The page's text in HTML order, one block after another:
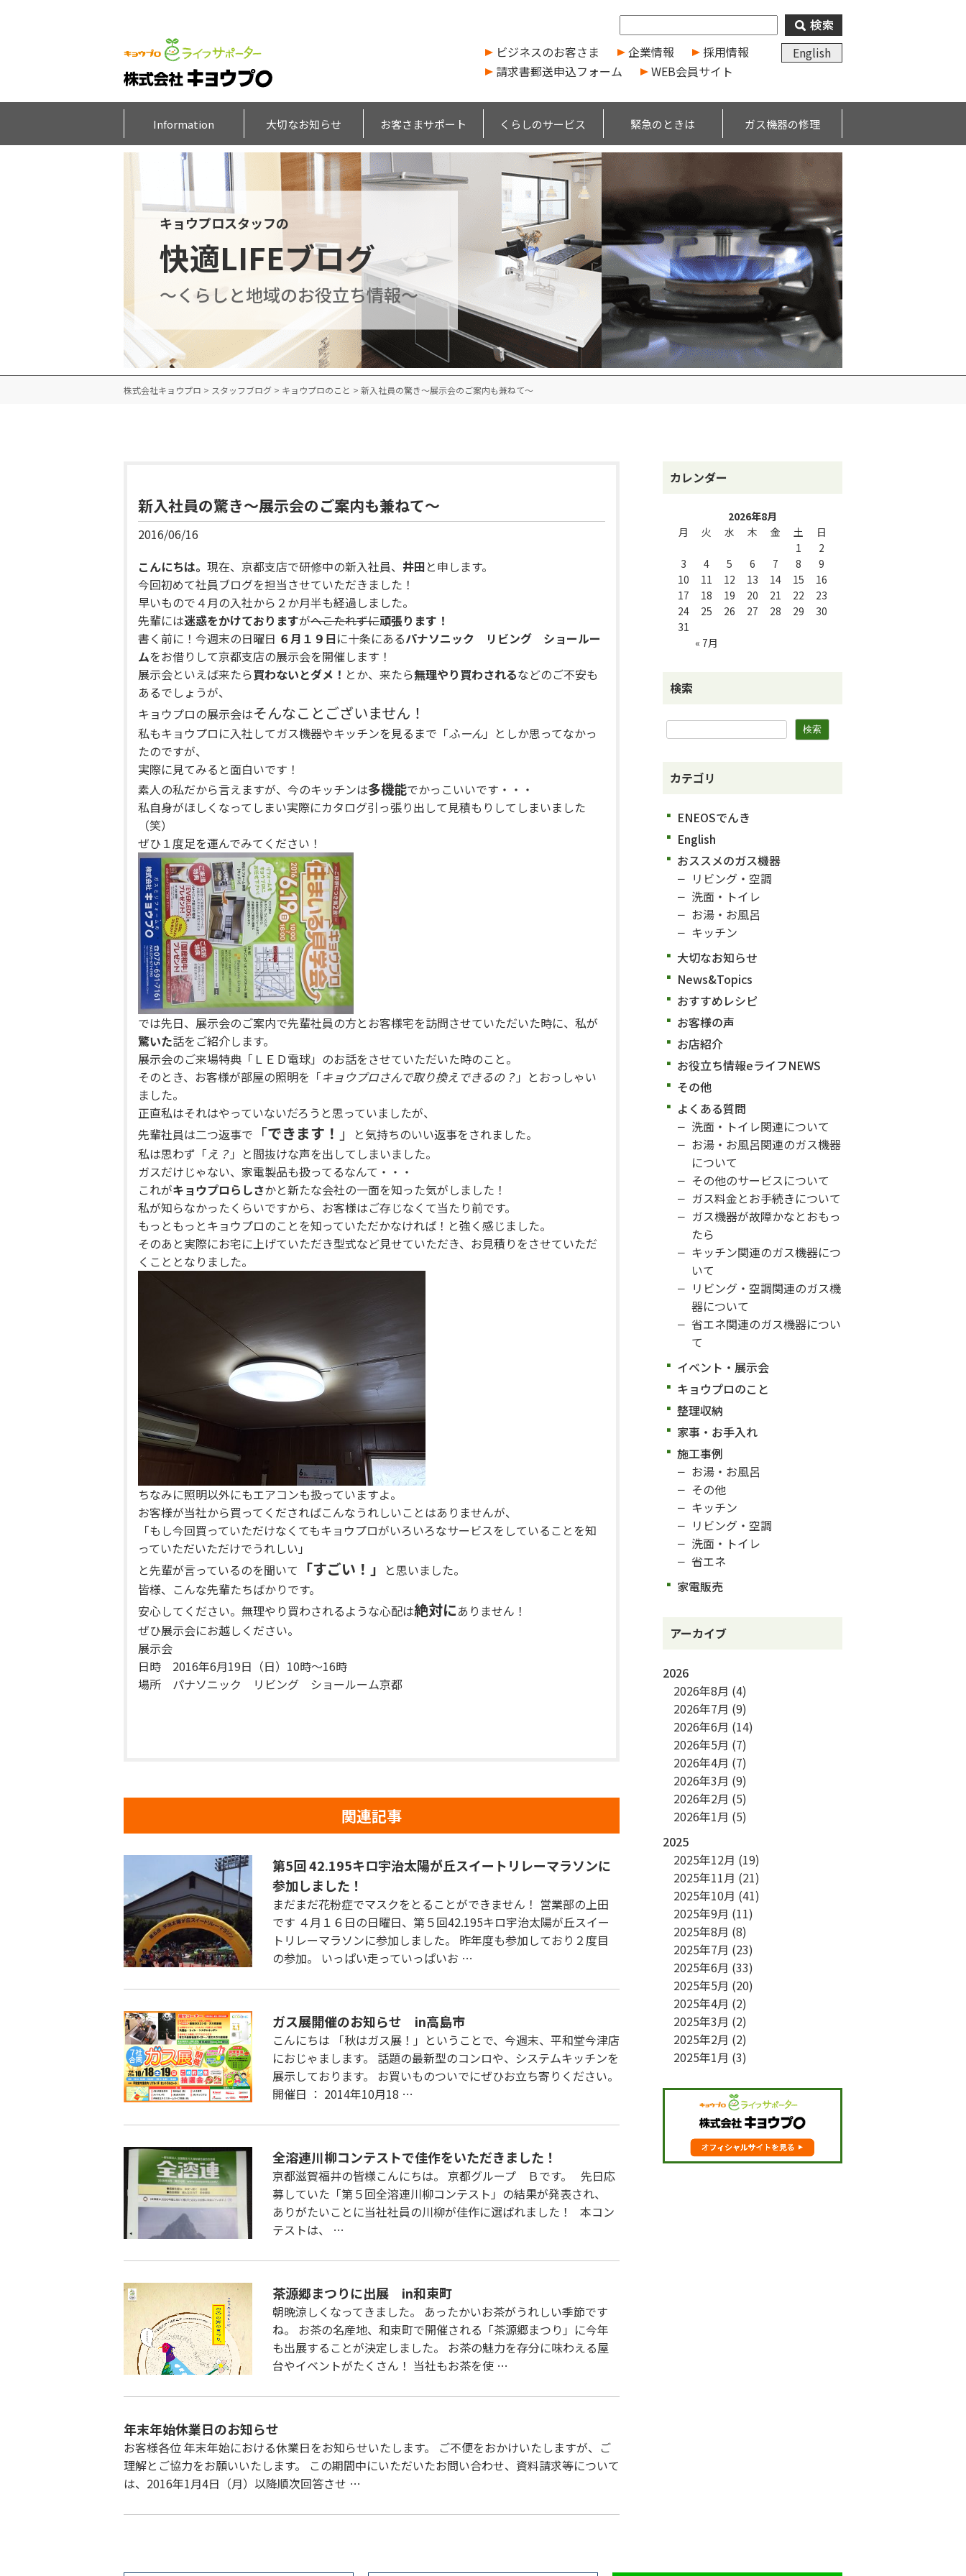
ビジネスのお客さま 企業情報 採用情報
English
請求書郵送申込フォーム
WEB会員サイト
Information 大切なお知らせ お客さまサポート くらしのサービス 緊急のときは ガス機器の修理
キョウプロスタッフの
快適LIFEブログ
～くらしと地域のお役立ち情報～
株式会社キョウプロ > スタッフブログ > キョウプロのこと > 新入社員の驚き～展示会のご案内も兼ねて～
新入社員の驚き～展示会のご案内も兼ねて～
2016/06/16
こんにちは。 現在、京都支店で研修中の新入社員、 井田と申します。
今回初めて社員ブログを担当させていただきました！
早いもので４月の入社から２か月半も経過しました。
先輩には迷惑をかけておりますがへこたれずに頑張ります！
書く前に！今週末の日曜日 ６月１９日に十条にあるパナソニック リビング ショールー
ムをお借りして京都支店の展示会を開催します！
展示会といえば来たら買わないとダメ！ とか、来たら無理やり買わされるなどのご不安も
あるでしょうが、
キョウプロの展示会はそんなことございません！
私もキョウプロに入社してガス機器やキッチンを見るまで「ふーん」としか思ってなかっ
たのですが、
実際に見てみると面白いです！
素人の私だから言えますが、今のキッチンは多機能でかっこいいです・・・
私自身がほしくなってしまい実際にカタログ引っ張り出して見積もりしてしまいました
（笑）
ぜひ１度足を運んでみてください！
では先日、展示会のご案内で先輩社員の方とお客様宅を訪問させていただいた時に、私が
驚いた話をご紹介します。
展示会のご来場特典「ＬＥＤ電球」のお話をさせていただいた時のこと。
そのとき、お客様が部屋の照明を「キョウプロさんで取り換えできるの？ 」とおっしゃい
ました。
正直私はそれはやっていないだろうと思っていましたが、
先輩社員は二つ返事で 「できます！ 」
と気持ちのいい返事をされました。
私は思わず「え？ 」と間抜けな声を出してしまいました。
ガスだけじゃない、家電製品も扱ってるなんて・・・
これがキョウプロらしさかと新たな会社の一面を知った気がしました！
私が知らなかったくらいですから、お客様はご存じなくて当たり前です。
もっともっとキョウプロのことを知っていただかなければ！と強く感じました。
そのあと実際にお宅に上げていただき型式など見せていただき、お見積りをさせていただ
くこととなりました。
ちなみに照明以外にもエアコンも扱っていますよ。
お客様が当社から買ってくださればこんなうれしいことはありませんが、
「もし今回買っていただけなくてもキョウプロがいろいろなサービスをしていることを知
っていただいただけでうれしい」
と先輩が言っているのを聞いて 「すごい！」
と思いました。
皆様、こんな先輩たちばかりです。
安心してください。無理やり買わされるような心配は絶対にありません！
ぜひ展示会にお越しください。
展示会
日時 2016年6月19日（日）10時～16時
場所 パナソニック リビング ショールーム京都
関連記事
第5回 42.195キロ宇治太陽が丘スイートリレーマラソンに
参加しました！
まだまだ花粉症でマスクをとることができません！ 営業部の上田
です ４月１６日の日曜日、第５回42.195キロ宇治太陽が丘スイー
トリレーマラソンに参加しました。 昨年度も参加しており２度目
の参加。 いっぱい走っていっぱいお …
ガス展開催のお知らせ in高島市
こんにちは 「秋はガス展！」ということで、今週末、平和堂今津店
におじゃまします。 話題の最新型のコンロや、システムキッチンを
展示しております。 お買いものついでにぜひお立ち寄りください。
開催日 ： 2014年10月18 …
全溶連川柳コンテストで佳作をいただきました！
京都滋賀福井の皆様こんにちは。 京都グループ Ｂです。 先日応
募していた「第５回全溶連川柳コンテスト」の結果が発表され、
ありがたいことに当社社員の川柳が佳作に選ばれました！ 本コン
テストは、 …
茶源郷まつりに出展 in和束町
朝晩涼しくなってきました。 あったかいお茶がうれしい季節です
ね。 お茶の名産地、和束町で開催される「茶源郷まつり」に今年
も出展することが決定しました。 お茶の魅力を存分に味わえる屋
台やイベントがたくさん！ 当社もお茶を使 …
年末年始休業日のお知らせ
お客様各位 年末年始における休業日をお知らせいたします。 ご不便をおかけいたしますが、ご
理解とご協力をお願いいたします。 この期間中にいただいたお問い合わせ、資料請求等について
は、2016年1月4日（月）以降順次回答させ …
カレンダー
2026年8月
月
火 水 木 金 土 日
« 7月
1
2
3
4 5 6 7 8
9
10
11 12 13 14 15
16
17
18 19 20 21 22
23
24
25 26 27 28 29
30
31
検索
カテゴリ
ENEOSでんき
English
おススメのガス機器
リビング・空調
洗面・トイレ
お湯・お風呂
キッチン
大切なお知らせ
News&Topics
おすすめレシピ
お客様の声
お店紹介
お役立ち情報eライフNEWS
その他
よくある質問
洗面・トイレ関連について
お湯・お風呂関連のガス機器
について
その他のサービスについて
ガス料金とお手続きについて
ガス機器が故障かなとおもっ
たら
キッチン関連のガス機器につ
いて
リビング・空調関連のガス機
器について
省エネ関連のガス機器につい
て
イベント・展示会
キョウプロのこと
整理収納
家事・お手入れ
施工事例
お湯・お風呂
その他
キッチン
リビング・空調
洗面・トイレ
省エネ
家電販売
アーカイブ
2026
2026年8月 (4)
2026年7月 (9)
2026年6月 (14)
2026年5月 (7)
2026年4月 (7)
2026年3月 (9)
2026年2月 (5)
2026年1月 (5)
2025
2025年12月 (19)
2025年11月 (21)
2025年10月 (41)
2025年9月 (11)
2025年8月 (8)
2025年7月 (23)
2025年6月 (33)
2025年5月 (20)
2025年4月 (2)
2025年3月 (2)
2025年2月 (2)
2025年1月 (3)